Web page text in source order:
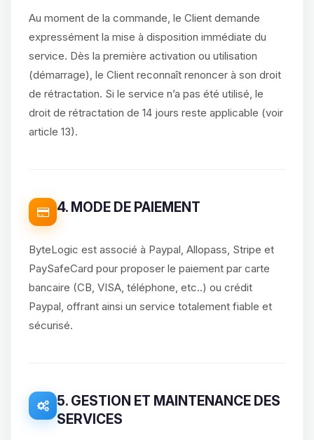
Au moment de la commande, le Client demande
expressément la mise à disposition immédiate du
service. Dès la première activation ou utilisation
(démarrage), le Client reconnaît renoncer à son droit
de rétractation. Si le service n’a pas été utilisé, le
droit de rétractation de 14 jours reste applicable (voir
article 13).
4. MODE DE PAIEMENT
ByteLogic est associé à Paypal, Allopass, Stripe et
PaySafeCard pour proposer le paiement par carte
bancaire (CB, VISA, téléphone, etc..) ou crédit
Paypal, offrant ainsi un service totalement fiable et
sécurisé.
5. GESTION ET MAINTENANCE DES
SERVICES